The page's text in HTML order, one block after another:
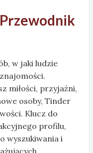
w jaki ludzie
miłości, przyjaźni,
osoby, Tinder
Klucz do
profilu,
wyszukiwania i